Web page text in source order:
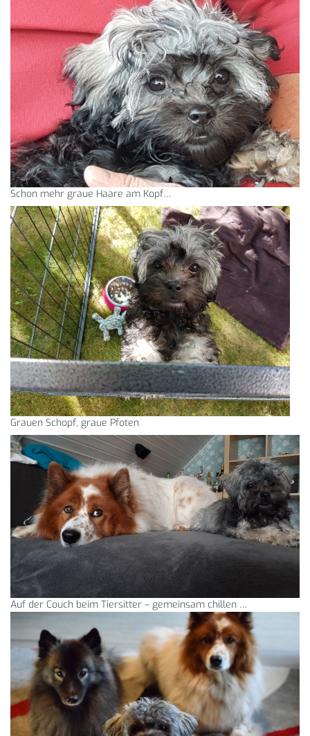
Schon mehr graue Haare am Kopf…
Grauen Schopf, graue Pfoten
Auf der Couch beim Tiersitter – gemeinsam chillen …